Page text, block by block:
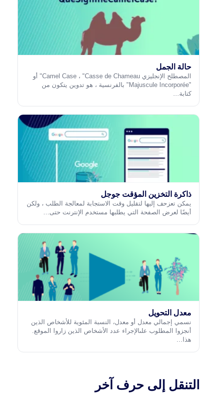
حالة الجمل
المصطلح الإنجليزي Camel Case ، "Casse de Chameau" أو
"Majuscule Incorporée" بالفرنسية ، هو تدوين يتكون من
كتابة…
ذاكرة التخزين المؤقت جوجل
يمكن تعزحف إليها لتقليل وقت الاستجابة لمعالجة الطلب ، ولكن
أيضًا لعرض الصفحة التي يطلبها مستخدم الإنترنت حتى…
معدل التحويل
نسمي إجمالي معدل أو معدل، النسبة المئوية للأشخاص الذين
أنجزوا المطلوب علىالإجراء عدد الأشخاص الذين زاروا الموقع.
هذا…
التنقل إلى حرف آخر